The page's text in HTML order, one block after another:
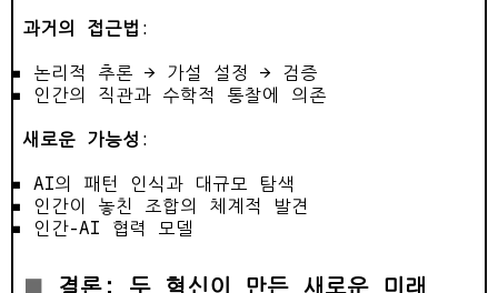
과거의 접근법 :
논리적 추론 → 가설 설정 → 검증
인간의 직관과 수학적 통찰에 의존
새로운 가능성 :
AI의 패턴 인식과 대규모 탐색
인간이 놓친 조합의 체계적 발견
인간-AI 협력 모델
결론: 두 혁신이 만든 새로운 미래